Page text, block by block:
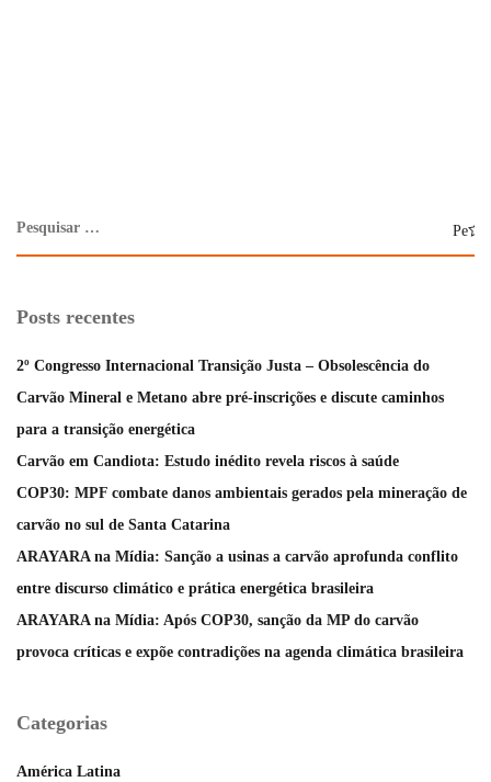
Posts recentes
2º Congresso Internacional Transição Justa – Obsolescência do
Carvão Mineral e Metano abre pré-inscrições e discute caminhos
para a transição energética
Carvão em Candiota: Estudo inédito revela riscos à saúde
COP30: MPF combate danos ambientais gerados pela mineração de
carvão no sul de Santa Catarina
ARAYARA na Mídia: Sanção a usinas a carvão aprofunda conflito
entre discurso climático e prática energética brasileira
ARAYARA na Mídia: Após COP30, sanção da MP do carvão
provoca críticas e expõe contradições na agenda climática brasileira
Categorias
América Latina